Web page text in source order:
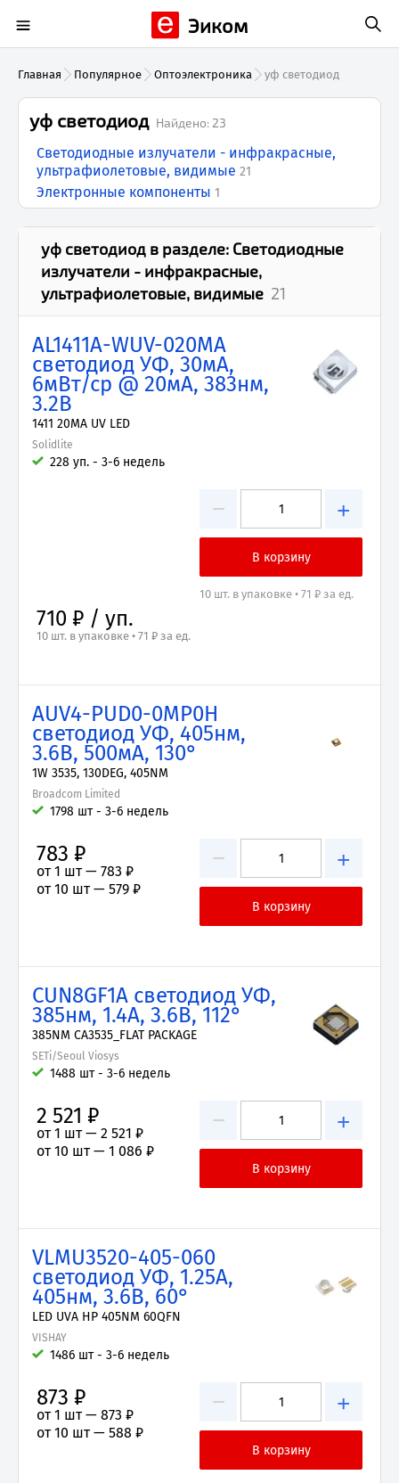
Эиком
Главная Популярное Оптоэлектроника уф светодиод
уф светодиод Найдено: 23
Светодиодные излучатели - инфракрасные,
ультрафиолетовые, видимые 21
Электронные компоненты 1
уф светодиод в разделе: Светодиодные
излучатели - инфракрасные,
ультрафиолетовые, видимые 21
AL1411A-WUV-020MA
светодиод УФ, 30мА,
6мВт/ср @ 20мА, 383нм,
3.2В
1411 20MA UV LED
Solidlite
228 уп. - 3-6 недель
− +
10 шт. в упаковке • 71 ₽ за ед.
710 ₽ / уп.
10 шт. в упаковке • 71 ₽ за ед.
AUV4-PUD0-0MP0H
светодиод УФ, 405нм,
3.6В, 500мА, 130°
1W 3535, 130DEG, 405NM
Broadcom Limited
1798 шт - 3-6 недель
− +
783 ₽
от 1 шт — 783 ₽
от 10 шт — 579 ₽
CUN8GF1A светодиод УФ,
385нм, 1.4А, 3.6В, 112°
385NM CA3535_FLAT PACKAGE
SETi/Seoul Viosys
1488 шт - 3-6 недель
− +
2 521 ₽
от 1 шт — 2 521 ₽
от 10 шт — 1 086 ₽
VLMU3520-405-060
светодиод УФ, 1.25А,
405нм, 3.6В, 60°
LED UVA HP 405NM 60QFN
VISHAY
1486 шт - 3-6 недель
− +
873 ₽
от 1 шт — 873 ₽
от 10 шт — 588 ₽